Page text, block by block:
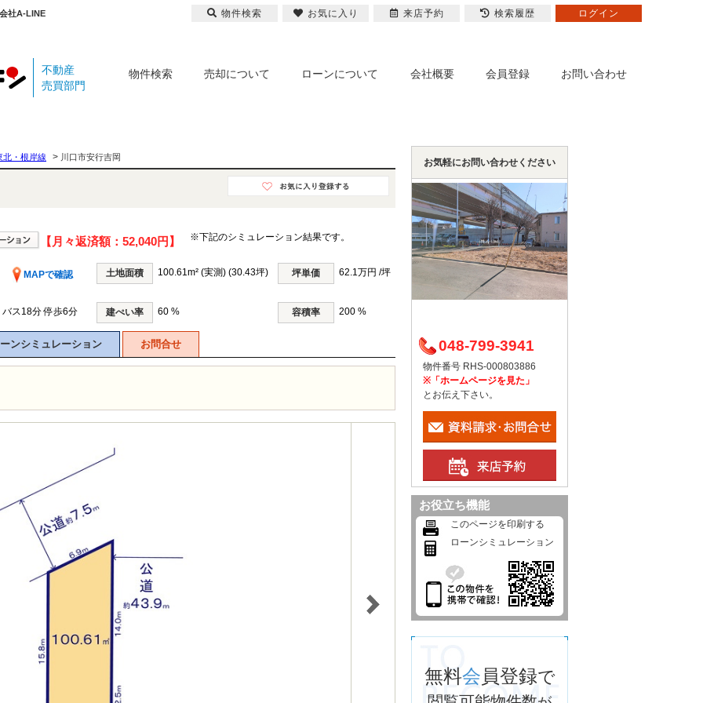
社A-LINE
不動産
売買部門
物件検索 売却について ローンについて 会社概要 会員登録 お問い合わせ
北・根岸線 > 川口市安行吉岡
【月々返済額： 52,040円 】 ※下記のシミュレーション結果です。
MAPで確認 土地面積 100.61m² (実測) (30.43坪) 坪単価 62.1万円 /坪
ス18分 停歩6分 建ぺい率 60 % 容積率 200 %
ンシミュレーション お問合せ
お気軽にお問い合わせください
048-799-3941
物件番号 RHS-000803886
※「ホームページを見た」
とお伝え下さい。
お役立ち機能
このページを印刷する
ローンシミュレーション
無料会員登録で
物件検索 お気に入り 来店予約 検索履歴 ログイン